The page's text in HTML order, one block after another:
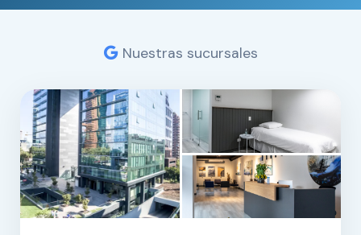
Nuestras sucursales